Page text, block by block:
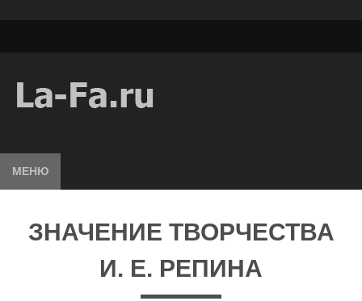
МЕНЮ
ЗНАЧЕНИЕ ТВОРЧЕСТВА
И. Е. РЕПИНА